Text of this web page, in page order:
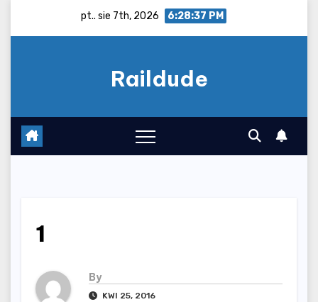
pt.. sie 7th, 2026 6:28:38 PM
Raildude
1
By
KWI 25, 2016